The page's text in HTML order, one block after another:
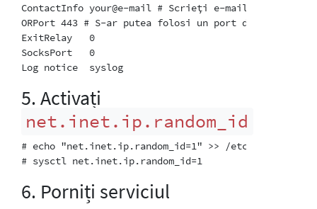
ContactInfo your@e-mail # Scrieți e-mailul și fiți
ORPort 443 # S-ar putea folosi un port diferit, ar
ExitRelay   0
SocksPort   0
5. Activați
net.inet.ip.random_id
# echo "net.inet.ip.random_id=1" >> /etc/sysctl.conf
6. Porniți serviciul